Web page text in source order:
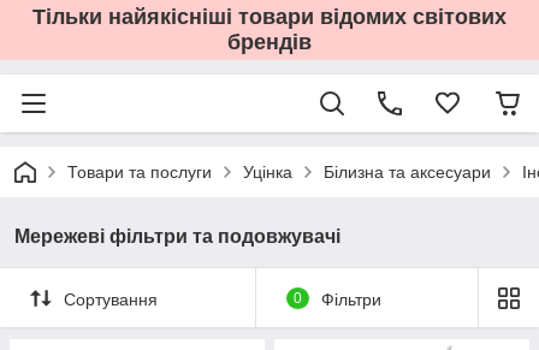
Тільки найякісніші товари відомих світових
брендів
Товари та послуги Уцінка Білизна та аксесуари
Мережеві фільтри та подовжувачі
Сортування 0 Фільтри